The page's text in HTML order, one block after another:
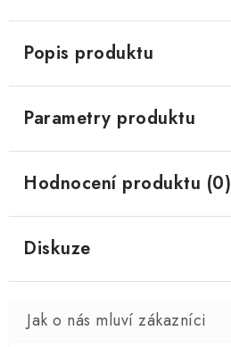
Popis produktu
Parametry produktu
Hodnocení produktu (0)
Diskuze